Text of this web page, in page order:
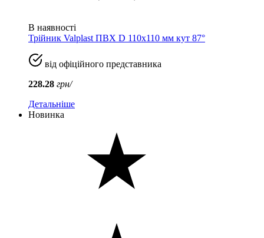
В наявності
Трійник Valplast ПВХ D 110x110 мм кут 87°
від офіційного представника
228.28 грн/
Детальніше
Новинка